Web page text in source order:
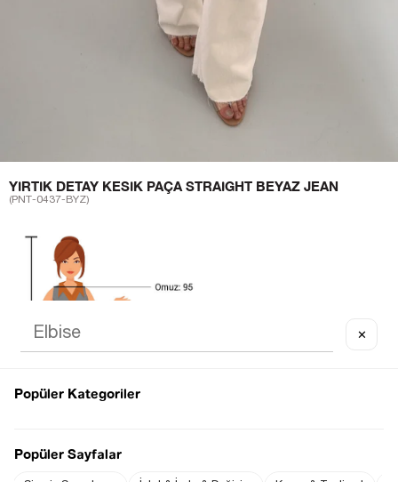
YIRTIK DETAY KESIK PAÇA STRAIGHT BEYAZ JEAN
(PNT-0437-BYZ)
✕
Popüler Kategoriler
Popüler Sayfalar